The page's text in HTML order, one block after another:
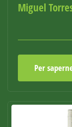
Miguel
Per